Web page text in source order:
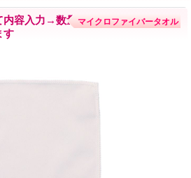
内容入力→数量・内容に応じて
す
マイクロファイバータオル